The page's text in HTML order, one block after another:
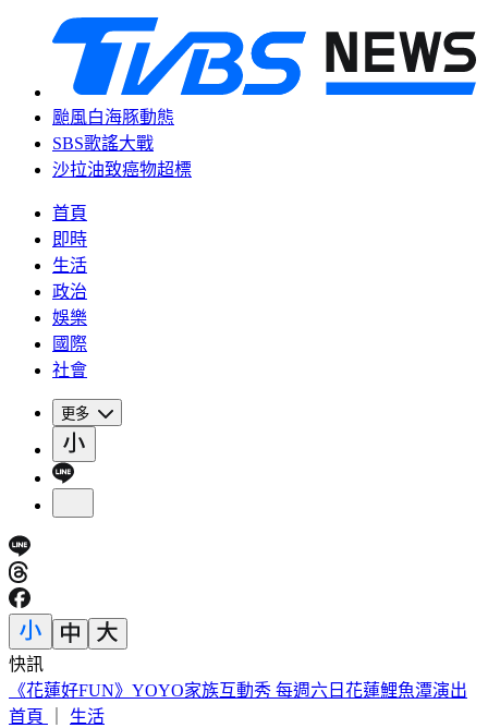
颱風白海豚動態
SBS歌謠大戰
沙拉油致癌物超標
首頁
即時
生活
政治
娛樂
國際
社會
更多
快訊
穿UNIQLO AIRism發現不涼了？網見「1關鍵」驚呆
首頁
生活